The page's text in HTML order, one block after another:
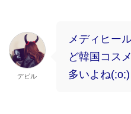
デビル
メディヒー
ど韓国コス
多いよね(;o;)